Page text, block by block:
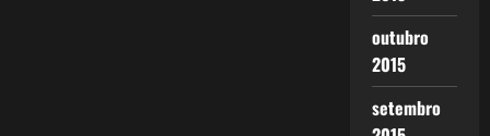
outubro
2015
setembro